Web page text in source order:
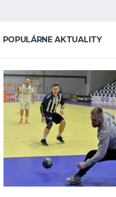
POPULÁRNE AKTUALITY